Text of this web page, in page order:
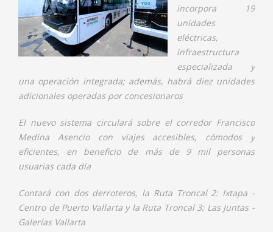
incorpora 19
unidades
eléctricas,
infraestructura
especializada y
una operación integrada; además, habrá diez unidades
adicionales operadas por concesionaros
El nuevo sistema circulará sobre el corredor Francisco
Medina Asencio con viajes accesibles, cómodos y
eficientes, en beneficio de más de 9 mil personas
usuarias cada día
Contará con dos derroteros, la Ruta Troncal 2: Ixtapa -
Centro de Puerto Vallarta y la Ruta Troncal 3: Las Juntas -
Galerías Vallarta